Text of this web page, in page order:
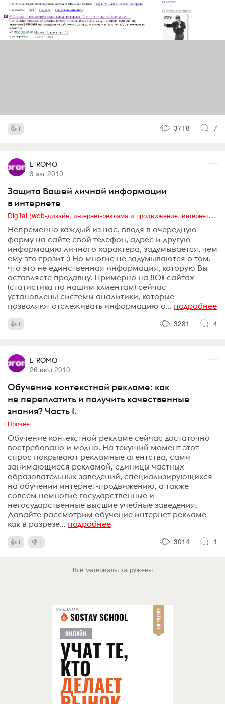
1 3718 7
E-ROMO
3 авг 2010
Защита Вашей личной информации
в интернете
Digital (web-дизайн, интернет-реклама и продвижение, интернет-сообщества и блоги, интернет-коммуникации, мобильный маркетинг, реклама на цифровых экранах)
Непременно каждый из нас, вводя в очередную
форму на сайте свой телефон, адрес и другую
информацию личного характера, задумывается, чем
ему это грозит :) Но многие не задумываются о том,
что это не единственная информация, которую Вы
оставляете продавцу. Примерно на 80% сайтах
(статистика по нашим клиентам) сейчас
установлены системы аналитики, которые
позволяют отслеживать информацию о... подробнее
1 3281 4
E-ROMO
26 июл 2010
Обучение контекстной рекламе: как
не переплатить и получить качественные
знания? Часть 1.
Прочее
Обучение контекстной рекламе сейчас достаточно
востребовано и модно. На текущий момент этот
спрос покрывают рекламные агентства, сами
занимающиеся рекламой, единицы частных
образовательных заведений, специализирующихся
на обучении интернет-продвижению, а также
совсем немногие государственные и
негосударственные высшие учебные заведения.
Давайте рассмотрим обучение интернет рекламе
как в разрезе... подробнее
1 1 3014 1
Все материалы загружены
РЕКЛАМА